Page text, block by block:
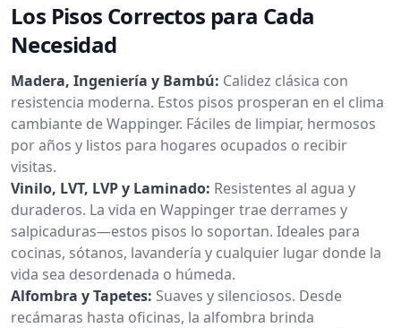
Los Pisos Correctos para Cada
Necesidad
Madera, Ingeniería y Bambú: Calidez clásica con
resistencia moderna. Estos pisos prosperan en el clima
cambiante de Wappinger. Fáciles de limpiar, hermosos
por años y listos para hogares ocupados o recibir
visitas.
Vinilo, LVT, LVP y Laminado: Resistentes al agua y
duraderos. La vida en Wappinger trae derrames y
salpicaduras—estos pisos lo soportan. Ideales para
cocinas, sótanos, lavandería y cualquier lugar donde la
vida sea desordenada o húmeda.
Alfombra y Tapetes: Suaves y silenciosos. Desde
recámaras hasta oficinas, la alfombra brinda